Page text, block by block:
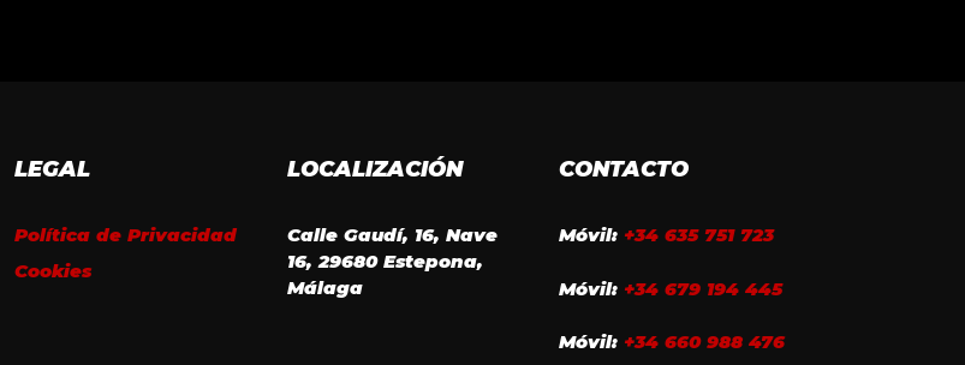
LEGAL
Política de Privacidad
Cookies
LOCALIZACIÓN
Calle Gaudí, 16, Nave
16, 29680 Estepona,
Málaga
CONTACTO
Móvil: +34 635 751 723
Móvil: +34 679 194 445
Móvil: +34 660 988 476